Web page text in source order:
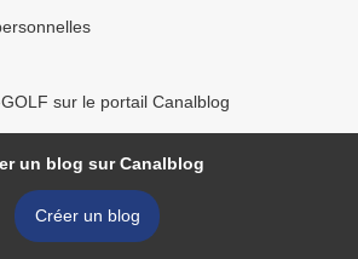
sur le portail Canalblog
un blog sur Canalblog
Créer un blog